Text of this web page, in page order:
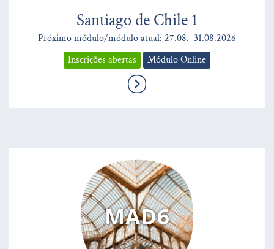
Santiago de Chile 1
Próximo módulo/módulo atual: 27.08.–31.08.2026
Inscrições abertas
Módulo Online
MAD6